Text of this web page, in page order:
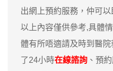
出網上預約服務，仲可以
以上內容僅供參考,具體
體有所唔適請及時到醫
了24小時在線諮詢 、預